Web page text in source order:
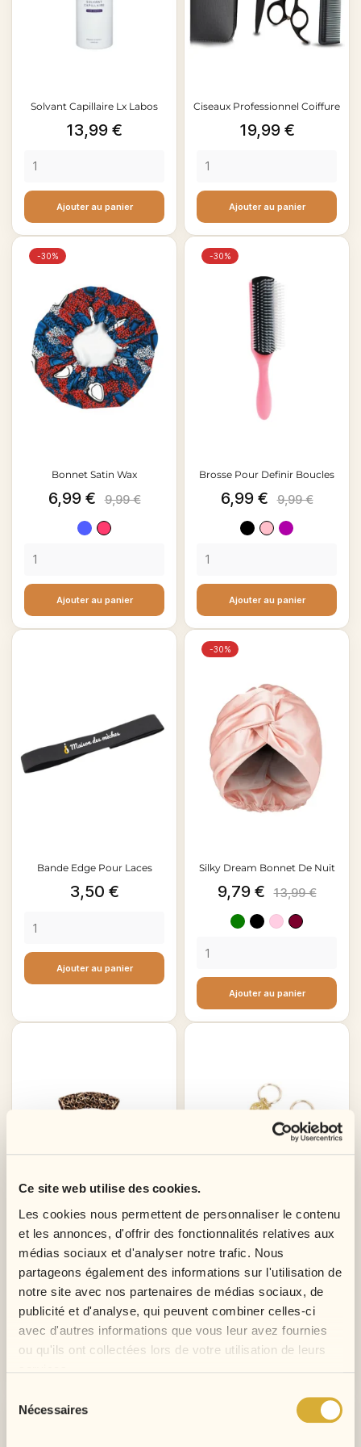
Ce site web utilise des cookies.
Les cookies nous permettent de personnaliser le contenu
et les annonces, d'offrir des fonctionnalités relatives aux
médias sociaux et d'analyser notre trafic. Nous
partageons également des informations sur l'utilisation de
notre site avec nos partenaires de médias sociaux, de
publicité et d'analyse, qui peuvent combiner celles-ci
avec d'autres informations que vous leur avez fournies
ou qu'ils ont collectées lors de votre utilisation de leurs
Nécessaires
Solvant Capillaire Lx Labos
Prix
13,99 €
Ajouter au panier
Ciseaux Professionnel Coiffure
Prix
19,99 €
Ajouter au panier
Bonnet Satin Wax
Prix
6,99 € Prix
de
base
9,99 €
BleuFuchsia
Ajouter au panier
-30%
Brosse Pour Definir Boucles
Prix
6,99 € Prix
de
base
9,99 €
NoirRoseViolet
Ajouter au panier
-30%
Bande Edge Pour Laces
Prix
3,50 €
Ajouter au panier
Silky Dream Bonnet De Nuit
Prix
9,79 € Prix
de
base
13,99 €
VertNoirPinkRouge
Ajouter au panier
-30%
Tubes Dreadlocks Et Tresses
Prix
1,00 €
Bijoux De Cheveux - Lot De...
Prix
1,00 €
-25%